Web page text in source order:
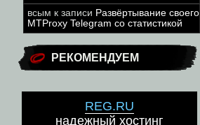
всым к записи Развёртывание своего
MTProxy Telegram со статистикой
РЕКОМЕНДУЕМ
REG.RU
надежный хостинг